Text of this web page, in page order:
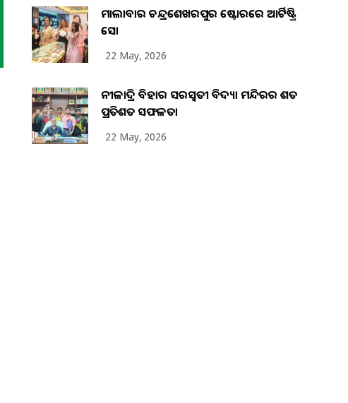
ମାଲାବାର ଚନ୍ଦ୍ରଶେଖରପୁର ଷ୍ଟୋରରେ ଆର୍ଟିଷ୍ଟ୍ରି
ସୋ
22 May, 2026
ନୀଳାଦ୍ରି ବିହାର ସରସ୍ୱତୀ ବିଦ୍ୟା ମନ୍ଦିରର ଶତ
ପ୍ରତିଶତ ସଫଳତା
22 May, 2026